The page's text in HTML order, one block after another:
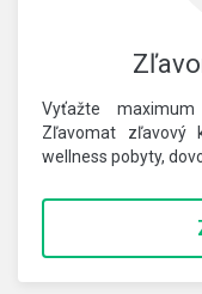
Vyťažte
Zľavomat zľavový
wellness pobyty,